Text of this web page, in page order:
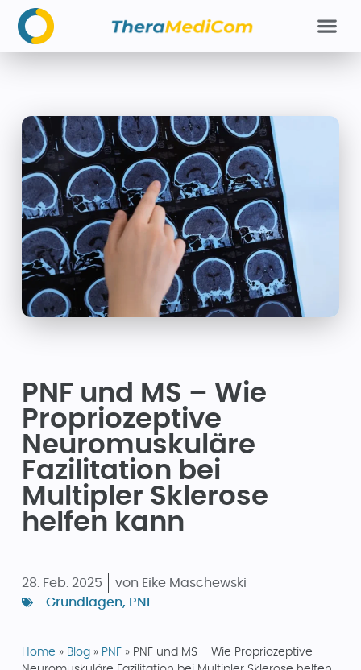
PNF und MS – Wie
Propriozeptive
Neuromuskuläre
Fazilitation bei
Multipler Sklerose
helfen kann
28. Feb. 2025 von Eike Maschewski
Grundlagen, PNF
Home » Blog» PNF » PNF und MS – Wie Propriozeptive